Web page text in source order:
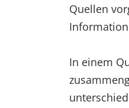
Quellen
In einem